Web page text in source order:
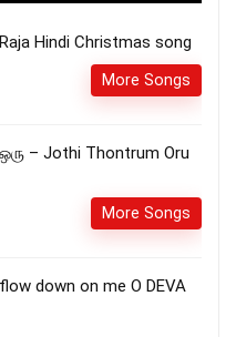
Hindi Christmas song
More Songs
– Jothi Thontrum Oru
More Songs
down on me O DEVA